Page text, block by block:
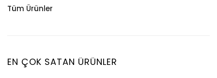
Künye
Künye
Bileklik
Tüm Ürünler
EN ÇOK SATAN ÜRÜNLER